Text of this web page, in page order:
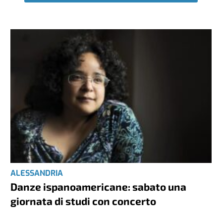
ALESSANDRIA
Danze ispanoamericane: sabato una
giornata di studi con concerto